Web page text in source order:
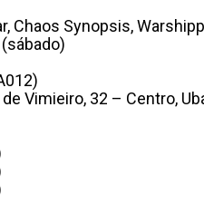
Chaos Synopsis,
Vimieiro, 32 – Centro,